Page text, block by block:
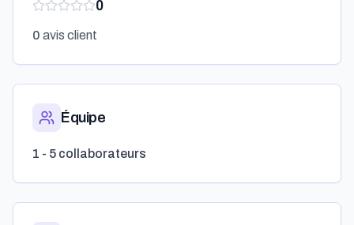
0
0 avis client
Équipe
1 - 5 collaborateurs